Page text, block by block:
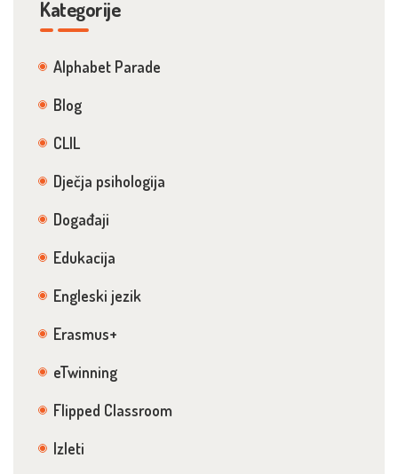
Kategorije
Alphabet Parade
Blog
CLIL
Dječja psihologija
Događaji
Edukacija
Engleski jezik
Erasmus+
eTwinning
Flipped Classroom
Izleti